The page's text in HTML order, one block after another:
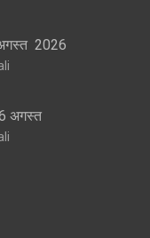
2026
अगस्त